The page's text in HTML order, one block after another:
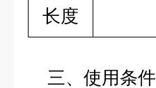
长度
三、使用条件